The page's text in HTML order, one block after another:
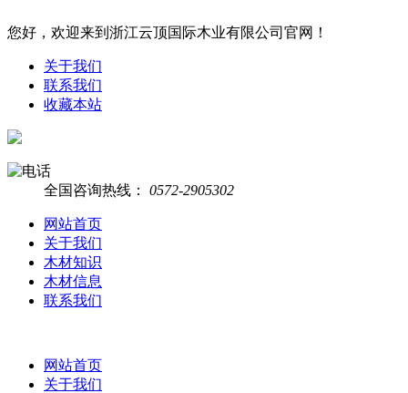
您好，欢迎来到浙江云顶国际木业有限公司官网！
关于我们
联系我们
收藏本站
全国咨询热线： 0572-2905302
网站首页
关于我们
木材知识
木材信息
联系我们
网站首页
关于我们